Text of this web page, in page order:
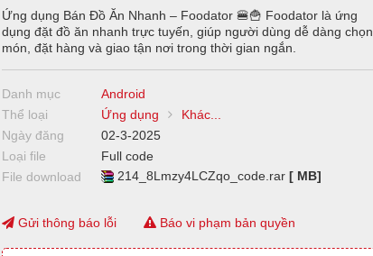
Ứng dụng Bán Đồ Ăn Nhanh – Foodator 🍔🍟 Foodator là ứng
dụng đặt đồ ăn nhanh trực tuyến, giúp người dùng dễ dàng chọn
món, đặt hàng và giao tận nơi trong thời gian ngắn.
Danh mục
Android
Thể loại
Ứng dụng
Khác...
Ngày đăng
02-3-2025
Loại file
Full code
File download
214_8Lmzy4LCZqo_code.rar [ MB]
Gửi thông báo lỗi Báo vi phạm bản quyền